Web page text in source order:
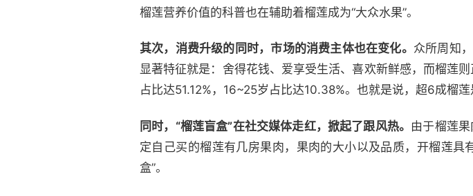
榴莲营养价值的科普也在辅助着榴莲成为“大众水果”。
其次，消费升级的同时，市场的消费主体也在变化。 众所周知
显著特征就是：舍得花钱、爱享受生活、喜欢新鲜感，而榴莲
占比达51.12%，16~25岁占比达10.38%。也就是说，超6成榴莲
同时，“榴莲盲盒”在社交媒体走红，掀起了跟风热。 由于榴莲
定自己买的榴莲有几房果肉，果肉的大小以及品质，开榴莲具
盒”。